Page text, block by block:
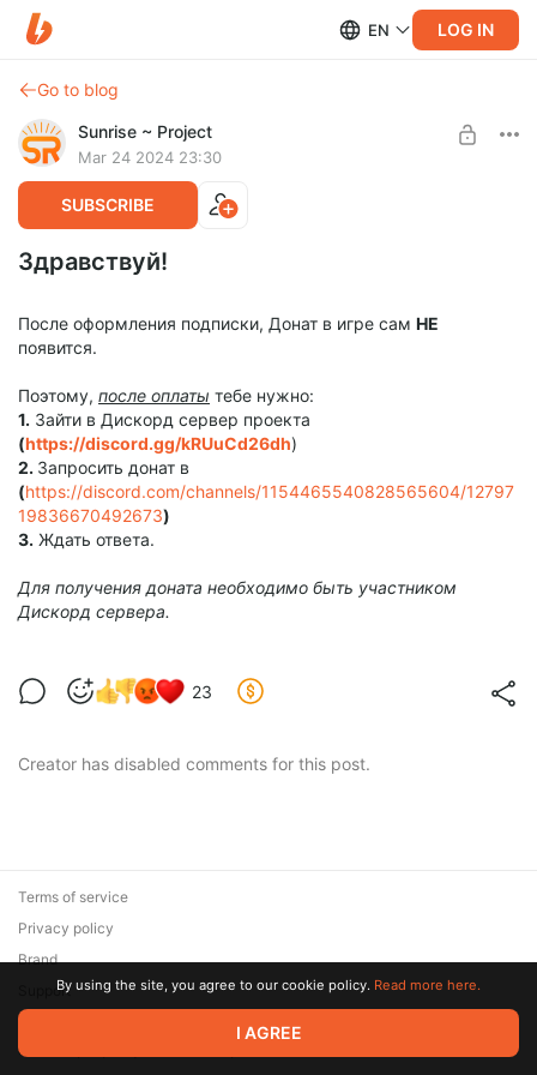
EN LOG IN
Go to blog
Sunrise ~ Project
Mar 24 2024 23:30
SUBSCRIBE
Здравствуй!
После оформления подписки, Донат в игре сам НЕ
появится.
Поэтому, после оплаты тебе нужно:
1. Зайти в Дискорд сервер проекта
(https://discord.gg/kRUuCd26dh)
2. Запросить донат в
(https://discord.com/channels/1154465540828565604/12797
19836670492673)
3. Ждать ответа.
Для получения доната необходимо быть участником
Дискорд сервера.
23
Creator has disabled comments for this post.
© 2026 Zaya Solutions Limited. All rights reserved. All trademarks
are the property of their respective owners.
Terms of service
Privacy policy
Brand
SupportBy using the site, you agree to our cookie policy. Read more here.
I AGREE